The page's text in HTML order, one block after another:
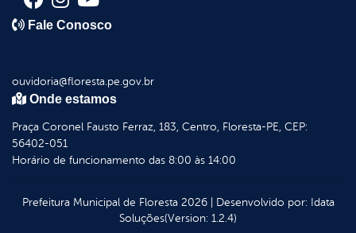
Fale Conosco
ouvidoria@floresta.pe.gov.br
Onde estamos
Praça Coronel Fausto Ferraz, 183, Centro, Floresta-PE, CEP:
56402-051
Horário de funcionamento das 8:00 às 14:00
Prefeitura Municipal de Floresta2026| Desenvolvido por: Idata
Soluções(Version: 1.2.4)